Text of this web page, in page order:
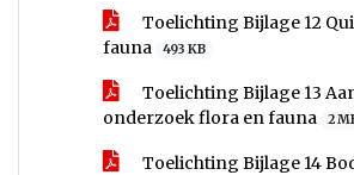
Toelichting Bijlage 12
fauna
493 KB
Toelichting Bijlage 13
onderzoek flora en fauna
2
Toelichting Bijlage 14